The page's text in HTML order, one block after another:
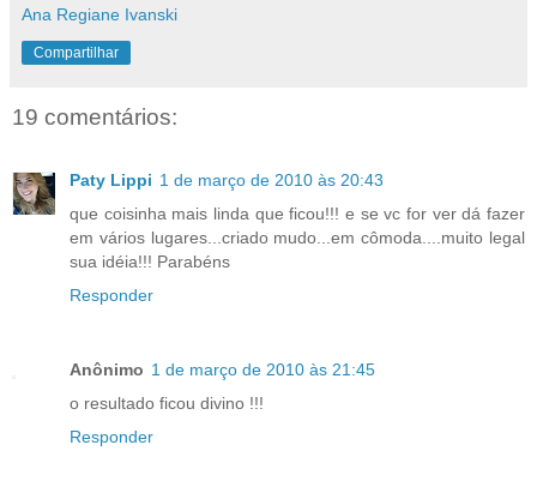
Ana Regiane Ivanski
Compartilhar
19 comentários:
Paty Lippi 1 de março de 2010 às 20:43
que coisinha mais linda que ficou!!! e se vc for ver dá fazer
em vários lugares...criado mudo...em cômoda....muito legal
sua idéia!!! Parabéns
Responder
Anônimo 1 de março de 2010 às 21:45
o resultado ficou divino !!!
Responder